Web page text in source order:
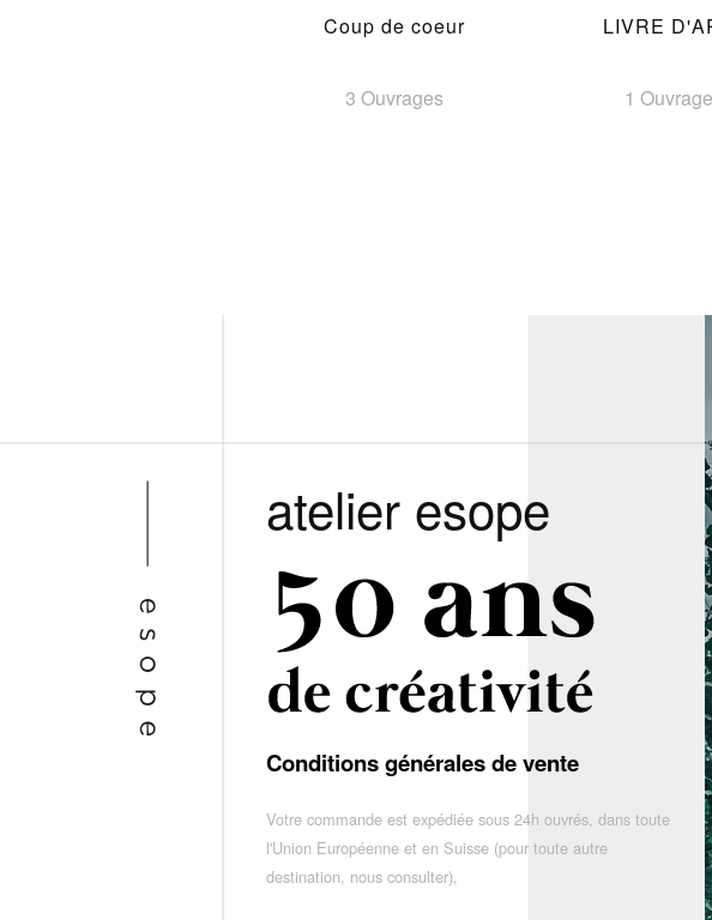
Coup de coeur
3 Ouvrages
LIVRE
1 Ouvrage
atelier esope
Conditions générales de vente
Votre commande est expédiée sous 24h ouvrés, dans toute
l'Union Européenne et en Suisse (pour toute autre
destination, nous consulter),